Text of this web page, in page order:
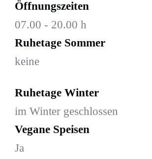
Öffnungszeiten
07.00 - 20.00 h
Ruhetage Sommer
keine
Ruhetage Winter
im Winter geschlossen
Vegane Speisen
Ja